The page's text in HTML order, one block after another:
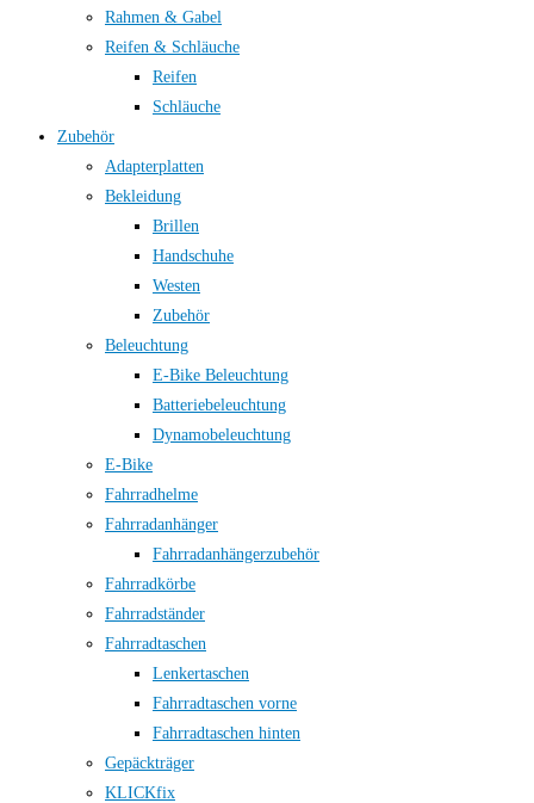
Rahmen & Gabel
Reifen & Schläuche
Reifen
Schläuche
Zubehör
Adapterplatten
Bekleidung
Brillen
Handschuhe
Westen
Zubehör
Beleuchtung
E-Bike Beleuchtung
Batteriebeleuchtung
Dynamobeleuchtung
E-Bike
Fahrradhelme
Fahrradanhänger
Fahrradanhängerzubehör
Fahrradkörbe
Fahrradständer
Fahrradtaschen
Lenkertaschen
Fahrradtaschen vorne
Fahrradtaschen hinten
Gepäckträger
KLICKfix